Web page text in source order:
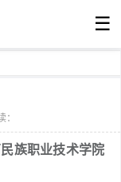
☰
：
族职业技术学院